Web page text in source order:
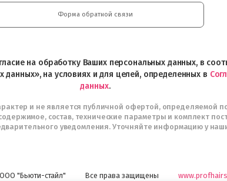
Форма обратной связи
на обработку Ваших персональных данных, в
на условиях и для целей, определенных в
данных.
и не является публичной офертой, определяемой
состав, технические параметры и комплект
уведомления. Уточняйте информацию у
"Бьюти-стайл" Все права защищены